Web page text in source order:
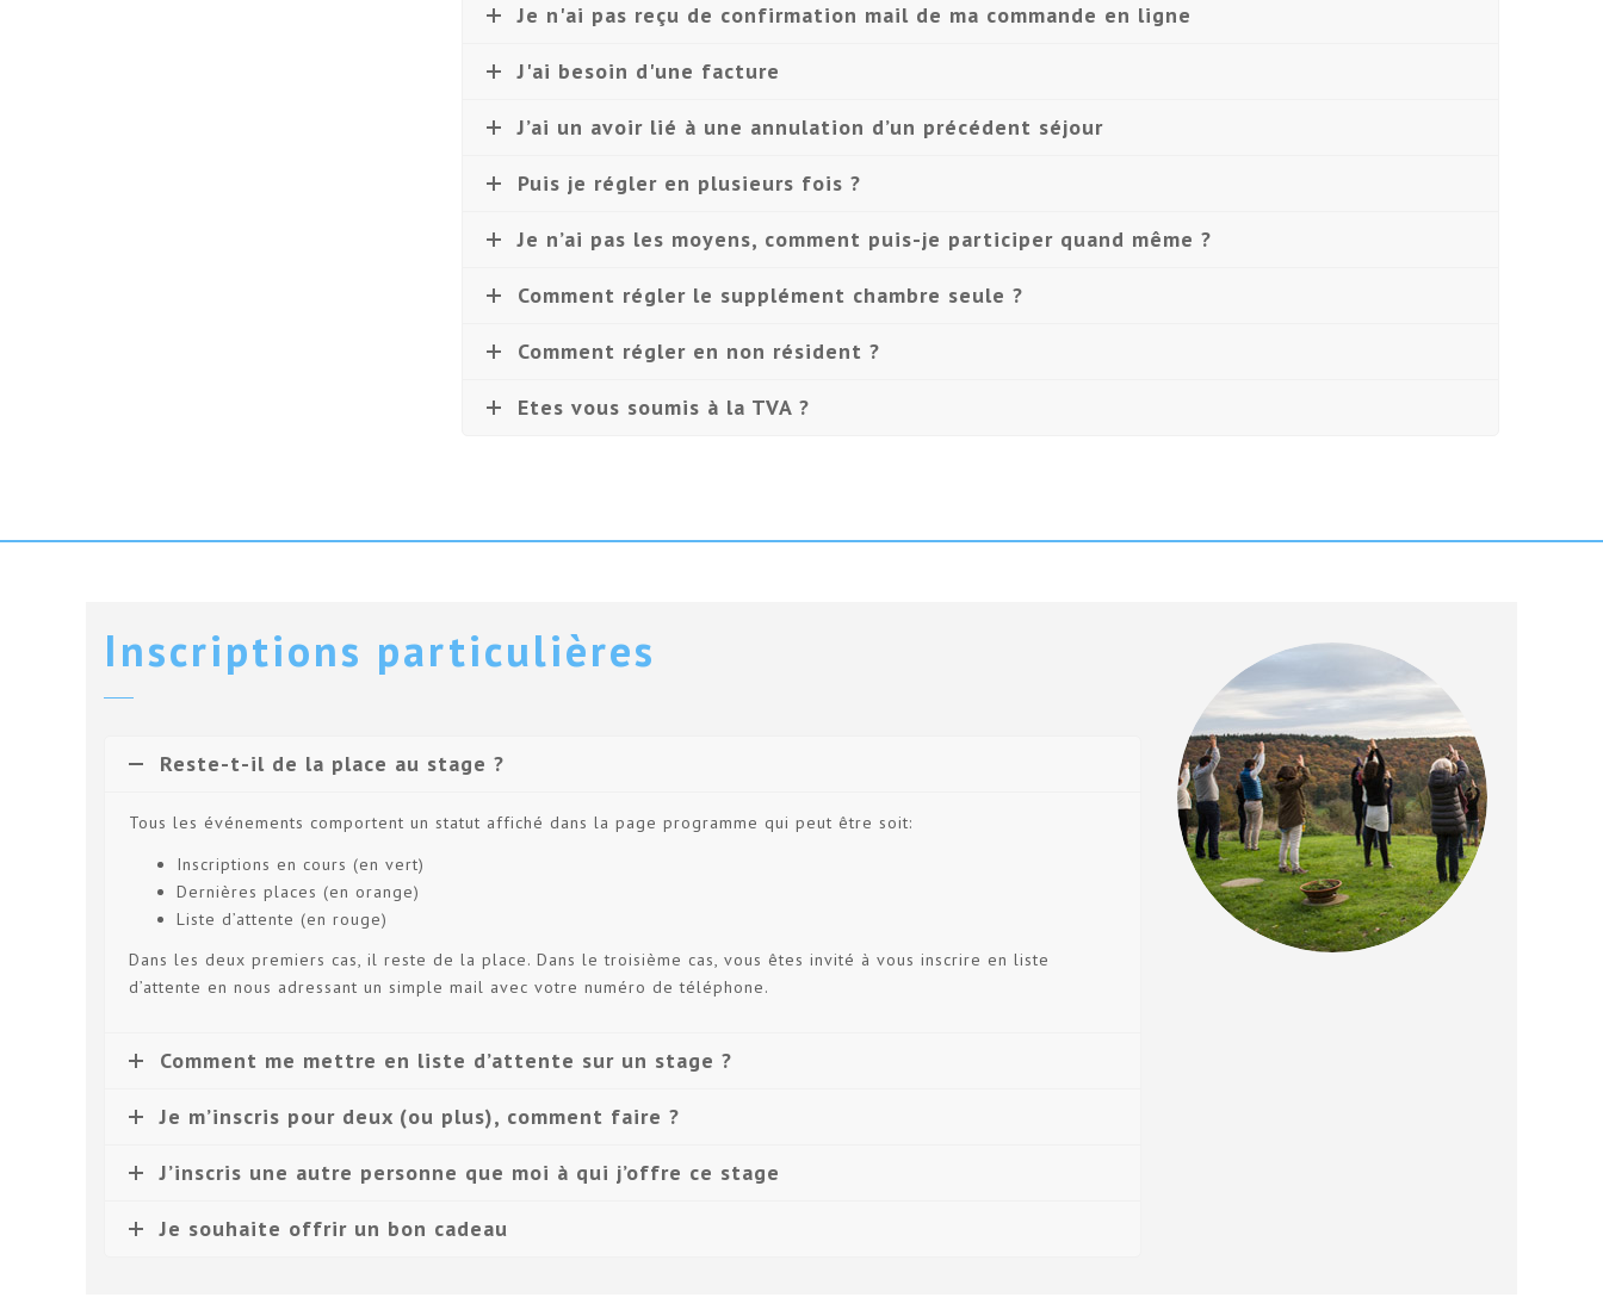
Je n'ai pas reçu de confirmation mail de ma commande en ligne
J'ai besoin d'une facture
J’ai un avoir lié à une annulation d’un précédent séjour
Puis je régler en plusieurs fois ?
Je n’ai pas les moyens, comment puis-je participer quand même ?
Comment régler le supplément chambre seule ?
Comment régler en non résident ?
Etes vous soumis à la TVA ?
Inscriptions particulières
Reste-t-il de la place au stage ?
Tous les événements comportent un statut affiché dans la page programme qui peut être soit:
Inscriptions en cours (en vert)
Dernières places (en orange)
Liste d’attente (en rouge)
Dans les deux premiers cas, il reste de la place. Dans le troisième cas, vous êtes invité à vous inscrire en liste
d’attente en nous adressant un simple mail avec votre numéro de téléphone.
Comment me mettre en liste d’attente sur un stage ?
Je m’inscris pour deux (ou plus), comment faire ?
J’inscris une autre personne que moi à qui j’offre ce stage
Je souhaite offrir un bon cadeau